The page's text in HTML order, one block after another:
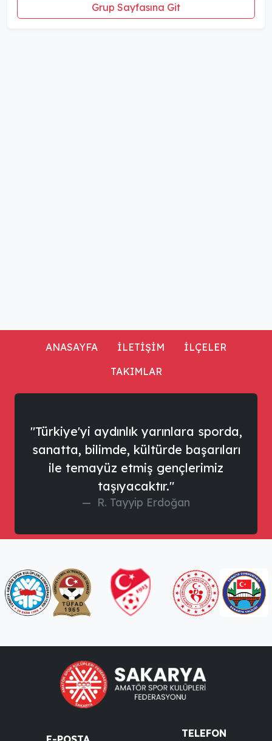
Grup Sayfasına Git
ANASAYFA İLETİŞİM
İLÇELER
TAKIMLAR
"Türkiye'yi aydınlık yarınlara sporda,
sanatta, bilimde, kültürde başarıları
ile temayüz etmiş gençlerimiz
taşıyacaktır."
R. Tayyip Erdoğan
TELEFON